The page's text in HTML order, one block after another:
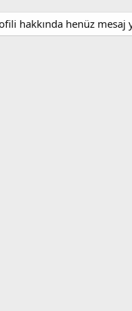
hakkında henüz mesaj